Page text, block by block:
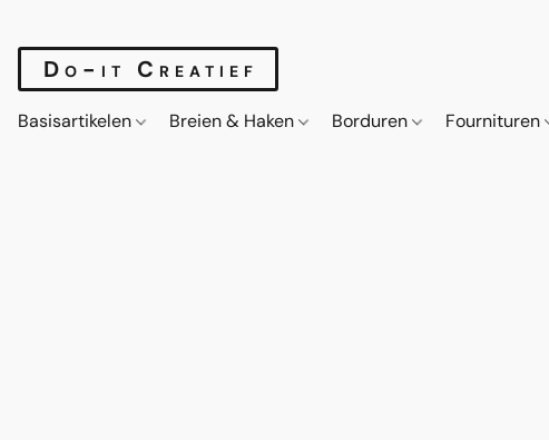
Do-it Creatief
Basisartikelen Breien & Haken Borduren Fournituren